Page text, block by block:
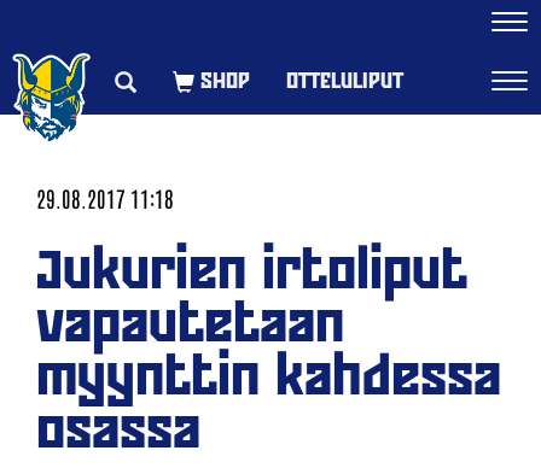
OTTELULIPUT
29.08.2017 11:18
Jukurien irtoliput
vapautetaan
myynttin kahdessa
osassa